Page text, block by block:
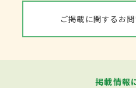
ご掲載に関するお
掲載情報